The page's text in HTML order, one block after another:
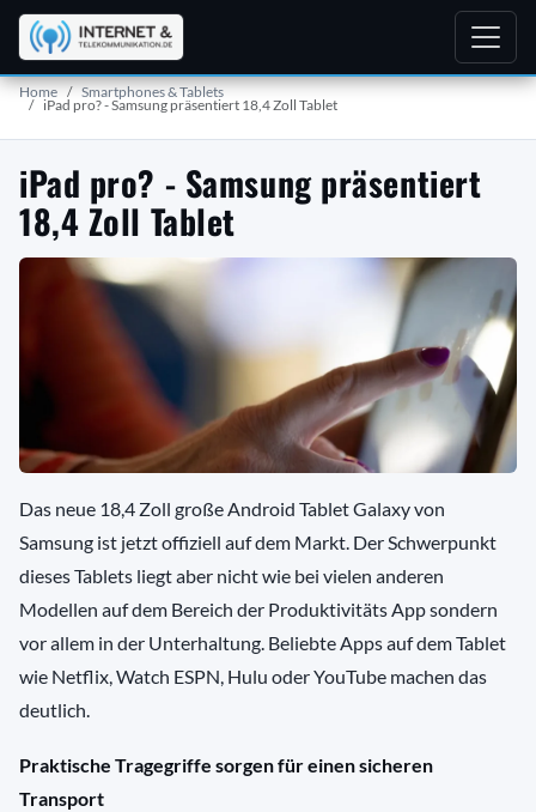
Home Smartphones & Tablets
iPad pro? - Samsung präsentiert 18,4 Zoll Tablet
iPad pro? - Samsung präsentiert
18,4 Zoll Tablet
Das neue 18,4 Zoll große Android Tablet Galaxy von
Samsung ist jetzt offiziell auf dem Markt. Der Schwerpunkt
dieses Tablets liegt aber nicht wie bei vielen anderen
Modellen auf dem Bereich der Produktivitäts App sondern
vor allem in der Unterhaltung. Beliebte Apps auf dem Tablet
wie Netflix, Watch ESPN, Hulu oder YouTube machen das
deutlich.
Praktische Tragegriffe sorgen für einen sicheren
Transport